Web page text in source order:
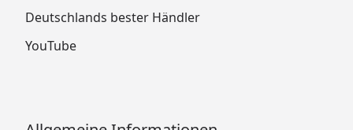
Deutschlands bester Händler
YouTube